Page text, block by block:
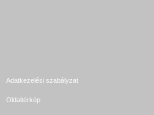
Adatkezelési szabályzat
Oldaltérkép